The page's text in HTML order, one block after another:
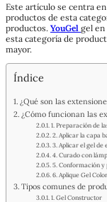
Este artículo se centra
productos de esta
productos. YouGel gel en
esta categoría de
mayor.
Índice
¿Qué son las
¿Cómo funcionan las
1. Preparación de
2. Aplicar la capa
3. Aplicar el gel de
4. Curado con
5. Conformación
6. Aplique Gel
Tipos comunes de
1. Gel Constructor